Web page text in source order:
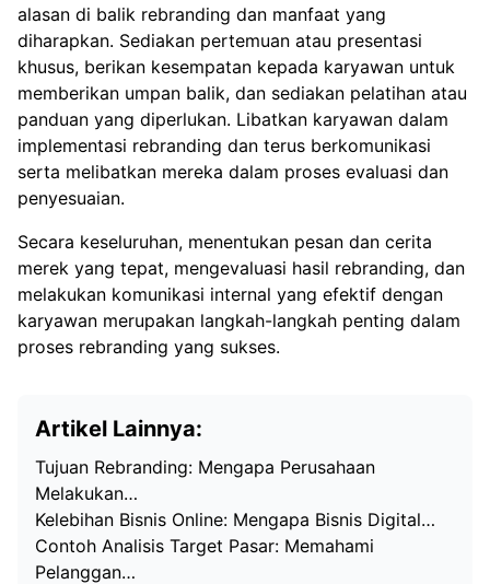
alasan di balik rebranding dan manfaat yang
diharapkan. Sediakan pertemuan atau presentasi
khusus, berikan kesempatan kepada karyawan untuk
memberikan umpan balik, dan sediakan pelatihan atau
panduan yang diperlukan. Libatkan karyawan dalam
implementasi rebranding dan terus berkomunikasi
serta melibatkan mereka dalam proses evaluasi dan
penyesuaian.
Secara keseluruhan, menentukan pesan dan cerita
merek yang tepat, mengevaluasi hasil rebranding, dan
melakukan komunikasi internal yang efektif dengan
karyawan merupakan langkah-langkah penting dalam
proses rebranding yang sukses.
Artikel Lainnya:
Tujuan Rebranding: Mengapa Perusahaan
Melakukan…
Kelebihan Bisnis Online: Mengapa Bisnis Digital…
Contoh Analisis Target Pasar: Memahami
Pelanggan…